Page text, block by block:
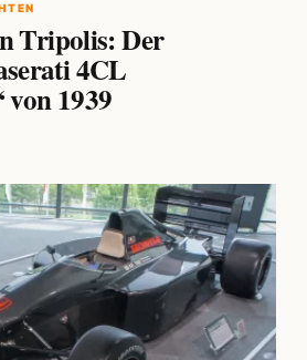
Tripolis: Der
4CL
1939